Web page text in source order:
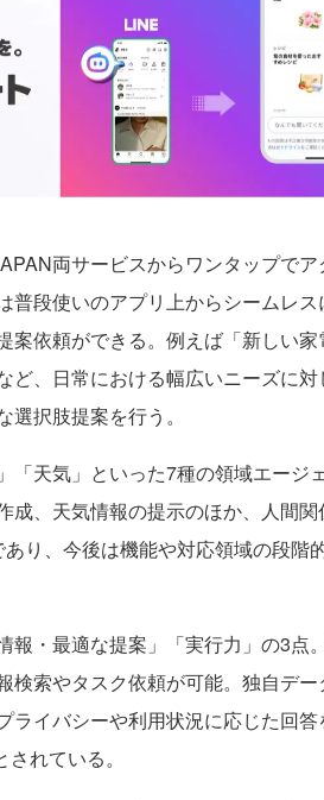
両サービスからワンタップでア
段使いのアプリ上からシームレス
依頼ができる。例えば「新しい家
ど、日常における幅広いニーズに対
択肢提案を行う。
天気」といった7種の領域エージ
成、天気情報の提示のほか、人間関
り、今後は機能や対応領域の段階
・最適な提案」「実行力」の3点
検索やタスク依頼が可能。独自デー
ライバシーや利用状況に応じた回答
れている。